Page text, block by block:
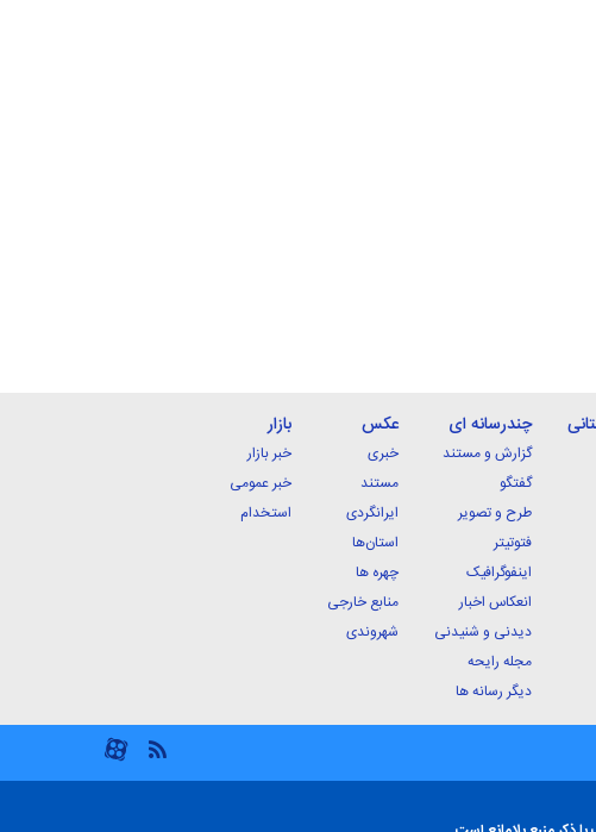
چندرسانه ای
گزارش و مستند
گفتگو
طرح و تصویر
فتوتیتر
اینفوگرافیک
انعکاس اخبار
دیدنی و شنیدنی
مجله رایحه
دیگر رسانه ها
عکس
خبری
مستند
ایرانگردی
استان‌ها
چهره ها
منابع خارجی
شهروندی
بازار
خبر بازار
خبر عمومی
استخدام